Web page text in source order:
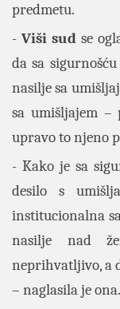
predmetu.
- Viši sudse
da sa
nasilje sa
sa umišljajem –
upravo to njeno
- Kako je sa
desilo s
institucionalna
nasilje nad
neprihvatljivo, a
– naglasila je ona.